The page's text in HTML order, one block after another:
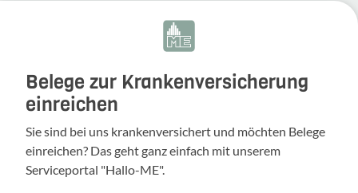
Belege zur Krankenversicherung
einreichen
Sie sind bei uns krankenversichert und möchten Belege
einreichen? Das geht ganz einfach mit unserem
Serviceportal "Hallo-ME".